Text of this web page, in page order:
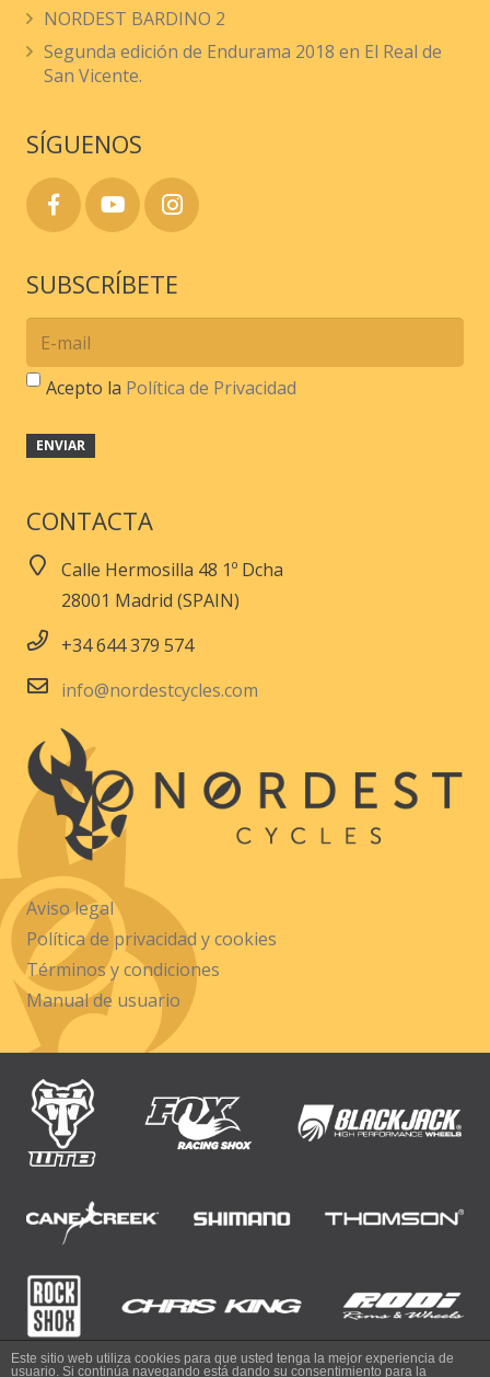
NORDEST BARDINO 2
Segunda edición de Endurama 2018 en El Real de
San Vicente.
SÍGUENOS
SUBSCRÍBETE
Acepto la Política de Privacidad
CONTACTA
Calle Hermosilla 48 1º Dcha
28001 Madrid (SPAIN)
+34 644 379 574
info@nordestcycles.com
Aviso legal
Política de privacidad y cookies
Términos y condiciones
Manual de usuario
Este sitio web utiliza cookies para que usted tenga la mejor experiencia de
usuario. Si continúa navegando está dando su consentimiento para la